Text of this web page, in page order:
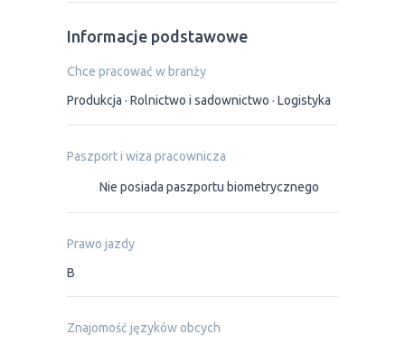
Informacje podstawowe
Chce pracować w branży
Produkcja
Rolnictwo i sadownictwo Logistyka
Paszport i wiza pracownicza
Nie posiada paszportu biometrycznego
Prawo jazdy
B
Znajomość języków obcych